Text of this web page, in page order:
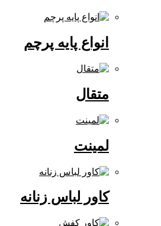
انواع پایه پرچم
کاور لباس زنانه